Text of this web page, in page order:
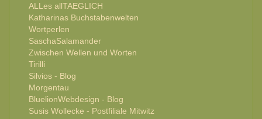
ALLes allTAEGLICH
Katharinas Buchstabenwelten
Wortperlen
SaschaSalamander
Zwischen Wellen und Worten
Tirilli
Silvios - Blog
Morgentau
BluelionWebdesign - Blog
Susis Wollecke - Postfiliale Mitwitz